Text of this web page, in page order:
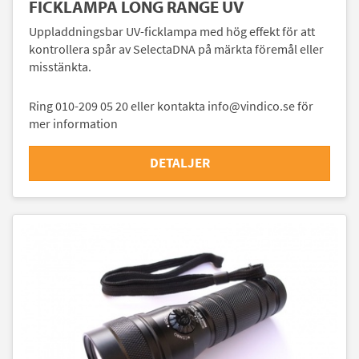
FICKLAMPA LONG RANGE UV
Uppladdningsbar UV-ficklampa med hög effekt för att
kontrollera spår av SelectaDNA på märkta föremål eller
misstänkta.
Ring 010-209 05 20 eller kontakta info@vindico.se för
mer information
DETALJER